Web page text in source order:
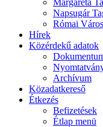
Margaréta
Napsugár
Római
Hírek
Közérdekű adatok
Archívum
Közadatkereső
Étkezés
Befizetések
Étlap menü